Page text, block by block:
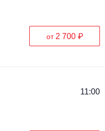
от 2 700 ₽
11:00